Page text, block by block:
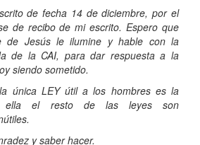
de fecha 14 de diciembre, por el
de recibo de mi escrito. Espero que
de Jesús le ilumine y hable con la
de la CAI, para dar respuesta a la
siendo sometido.
única LEY útil a los hombres es la
ella el resto de las leyes son
y saber hacer.